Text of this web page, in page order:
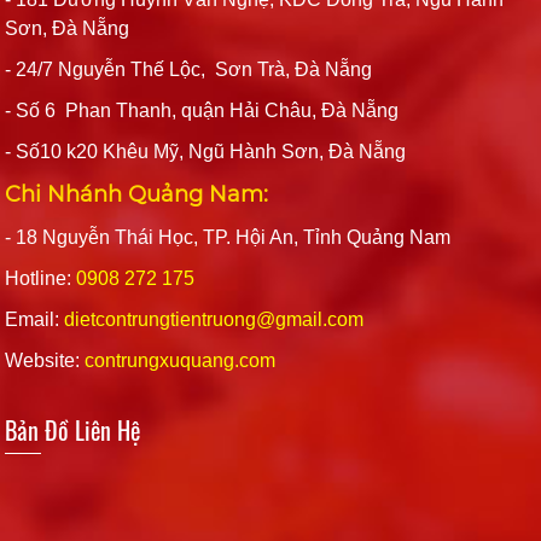
Sơn, Đà Nẵng
- 24/7 Nguyễn Thế Lộc, Sơn Trà, Đà Nẵng
- Số 6 Phan Thanh, quận Hải Châu, Đà Nẵng
- Số10 k20 Khêu Mỹ, Ngũ Hành Sơn, Đà Nẵng
Chi Nhánh Quảng Nam:
- 18 Nguyễn Thái Học, TP. Hội An, Tỉnh Quảng Nam
Hotline:0908 272 175
Email:dietcontrungtientruong@gmail.com
Website:contrungxuquang.com
Bản Đồ Liên Hệ